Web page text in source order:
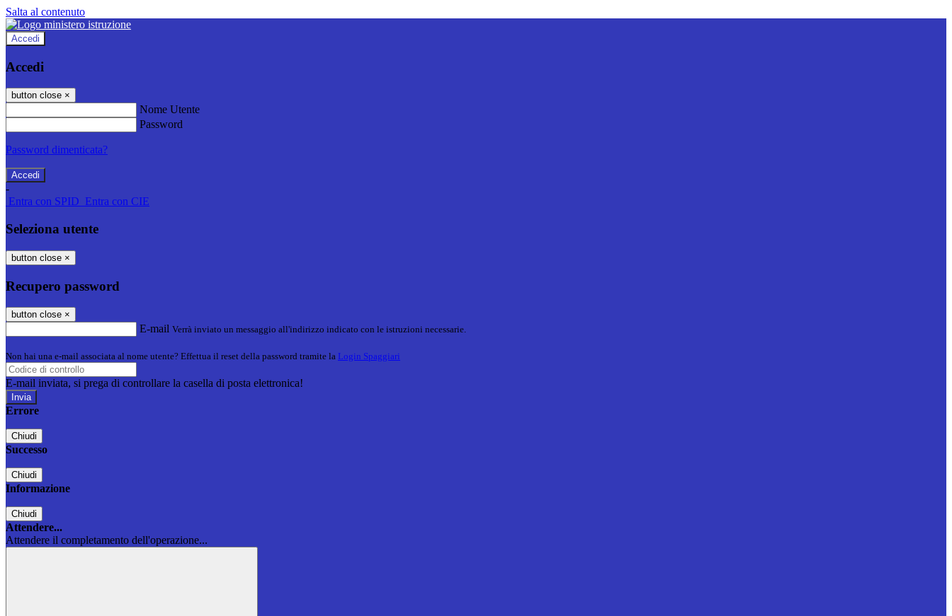
Salta al contenuto
Accedi
Accedi
button close ×
Nome Utente
Password
Password dimenticata?
-
Entra con SPID Entra con CIE
Seleziona utente
button close ×
Recupero password
button close ×
E-mail Verrà inviato un messaggio all'indirizzo indicato con le istruzioni necessarie.
Non hai una e-mail associata al nome utente? Effettua il reset della password tramite la Login Spaggiari
E-mail inviata, si prega di controllare la casella di posta elettronica!
Errore
Chiudi
Successo
Chiudi
Informazione
Chiudi
Attendere...
Attendere il completamento dell'operazione...